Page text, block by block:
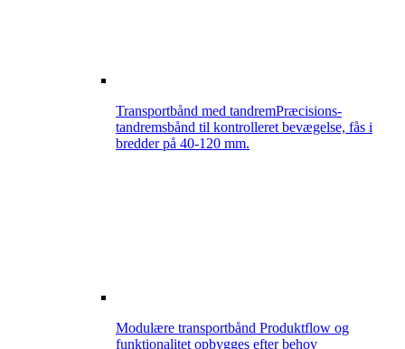
Transportbånd med tandremPræcisions-
tandremsbånd til kontrolleret bevægelse, fås i
bredder på 40-120 mm.
Modulære transportbånd Produktflow og
funktionalitet opbygges efter behov